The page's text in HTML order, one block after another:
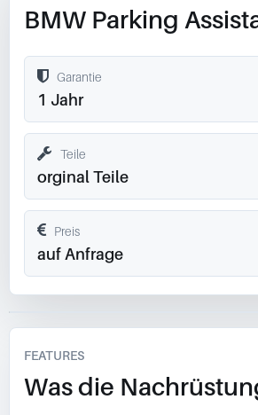
BMW Parking
Garantie
1 Jahr
Teile
orginal Teile
Preis
auf Anfrage
FEATURES
Was die